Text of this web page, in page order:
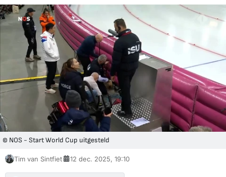
© NOS - Start World Cup uitgesteld
Tim van Sintfiet 12 dec. 2025, 19:10